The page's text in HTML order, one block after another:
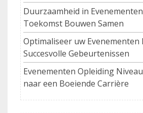
Duurzaamheid in
Toekomst Bouwen Samen
Optimaliseer uw
Succesvolle Gebeurtenissen
Evenementen Opleiding
naar een Boeiende Carrière